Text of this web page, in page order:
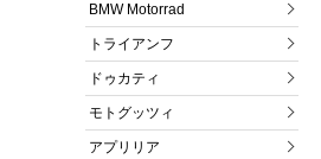
BMW Motorrad
トライアンフ
ドゥカティ
モトグッツィ
アプリリア